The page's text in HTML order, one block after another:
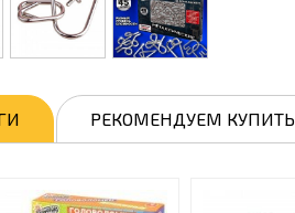
РЕКОМЕНДУЕМ КУПИТЬ